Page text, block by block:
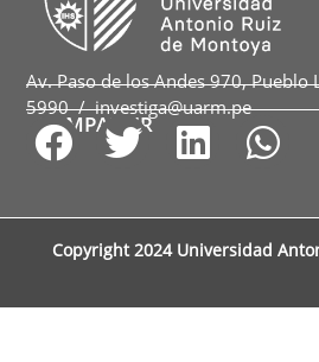
Av. Paso de los Andes 970, Pueblo
5990 /
COMPARTIR
Copyright 2024 Universidad